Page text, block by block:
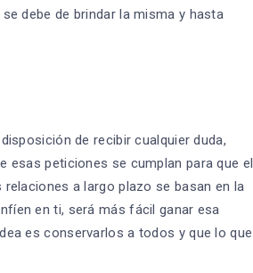
debe de brindar la misma y hasta
de recibir cualquier duda,
esas peticiones se cumplan para que el
a largo plazo se basan en la
en ti, será más fácil ganar esa
es conservarlos a todos y que lo que